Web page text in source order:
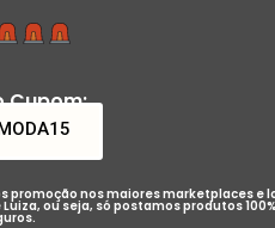
Cupom:
promoção nos maiores marketplaces e
ou seja, só postamos produtos 100%